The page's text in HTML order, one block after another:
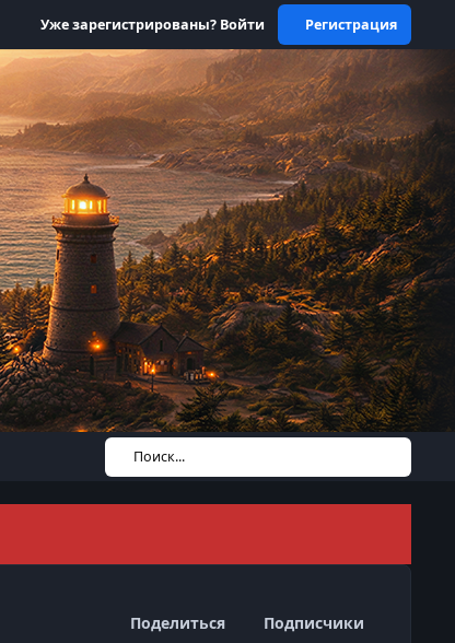
Уже зарегистрированы? Войти Регистрация
Поиск...
Поделиться Подписчики